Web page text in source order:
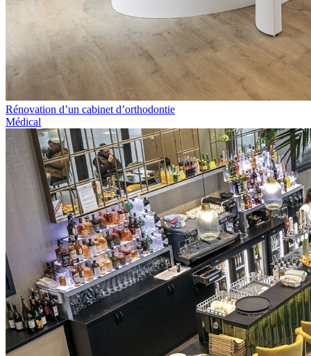
Rénovation d’un cabinet d’orthodontie
Médical